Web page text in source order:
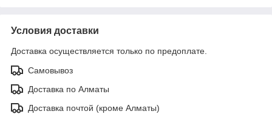
Условия доставки
Доставка осуществляется только по предоплате.
Самовывоз
Доставка по Алматы
Доставка почтой (кроме Алматы)